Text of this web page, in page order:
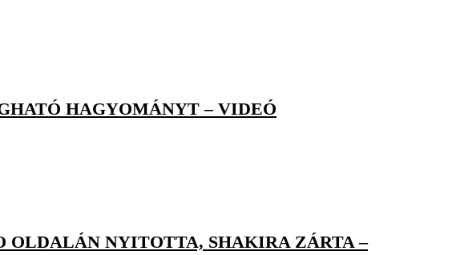
HAGYOMÁNYT – VIDEÓ
OLDALÁN NYITOTTA, SHAKIRA ZÁRTA –